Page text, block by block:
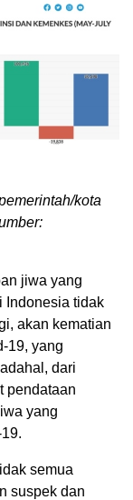
kota
jiwa yang
Indonesia tidak
akan kematian
19, yang
dari
pendataan
yang
semua
suspek dan